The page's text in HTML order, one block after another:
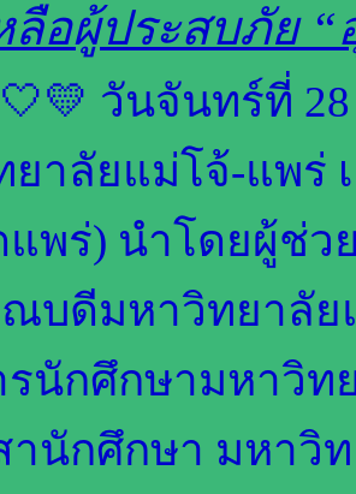
ลือผู้ประสบภัย
วันจันทร์ที่
ยาลัยแม่โจ้-แพร่
แพร่) นำโดยผู้ช่ว
บดีมหาวิทยาลัย
รนักศึกษามหาวิท
านักศึกษา มหาวิ